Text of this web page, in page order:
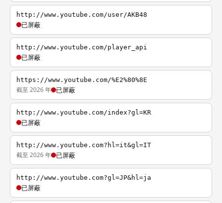
http://www.youtube.com/user/AKB48
已屏蔽
http://www.youtube.com/player_api
已屏蔽
https://www.youtube.com/%E2%80%8E
截至 2026 年 已屏蔽
http://www.youtube.com/index?gl=KR
已屏蔽
http://www.youtube.com?hl=it&gl=IT
截至 2026 年 已屏蔽
http://www.youtube.com?gl=JP&hl=ja
已屏蔽